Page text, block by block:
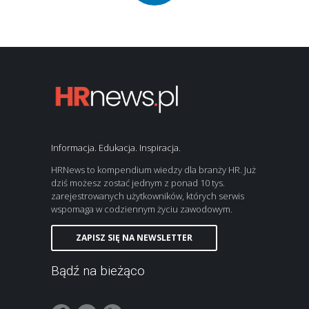
Informacja. Edukacja. Inspiracja.
HRNews to kompendium wiedzy dla branży HR. Już
dziś możesz zostać jednym z ponad 10 tys.
zarejestrowanych użytkowników, których serwis
wspomaga w codziennym życiu zawodowym.
ZAPISZ SIĘ NA NEWSLETTER
Bądź na bieżąco